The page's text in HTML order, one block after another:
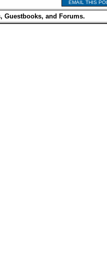
EMAIL THIS
Guestbooks, and Forums.